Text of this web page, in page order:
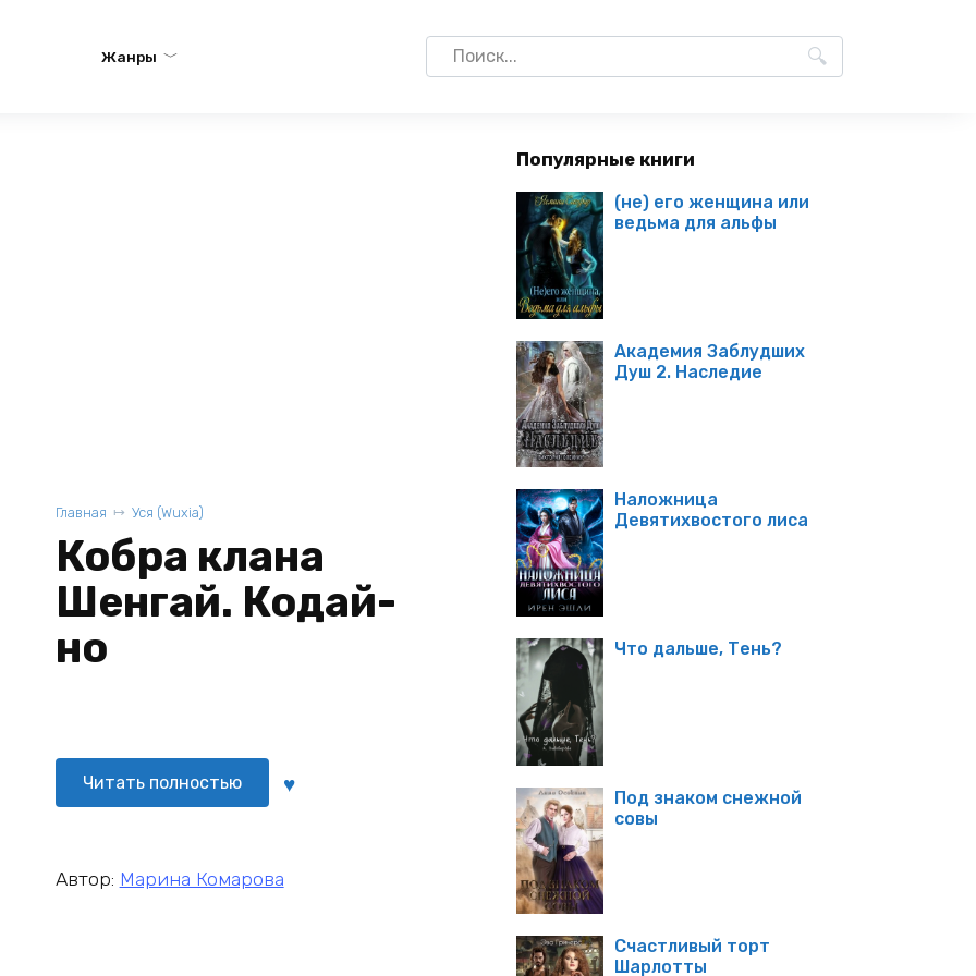
Жанры
Search
for:
Главная Уся (Wuxia)
Кобра клана
Шенгай. Кодай-
но
Читать полностью
Автор: Марина Комарова
Популярные книги
(не) его женщина или
ведьма для альфы
Академия Заблудших
Душ 2. Наследие
Наложница
Девятихвостого лиса
Что дальше, Тень?
Под знаком снежной
совы
Счастливый торт
Шарлотты